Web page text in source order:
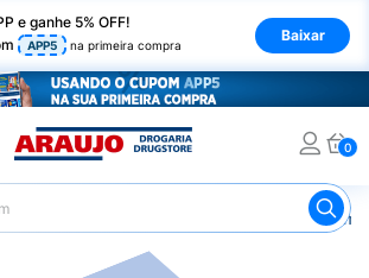
e ganhe 5% OFF!
APP5 na primeira compra
Baixar
0